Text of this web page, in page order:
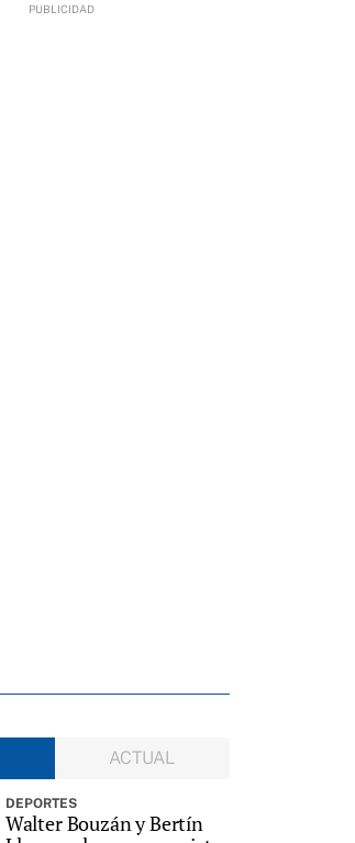
ACTUAL
DEPORTES
Walter Bouzán y Bertín